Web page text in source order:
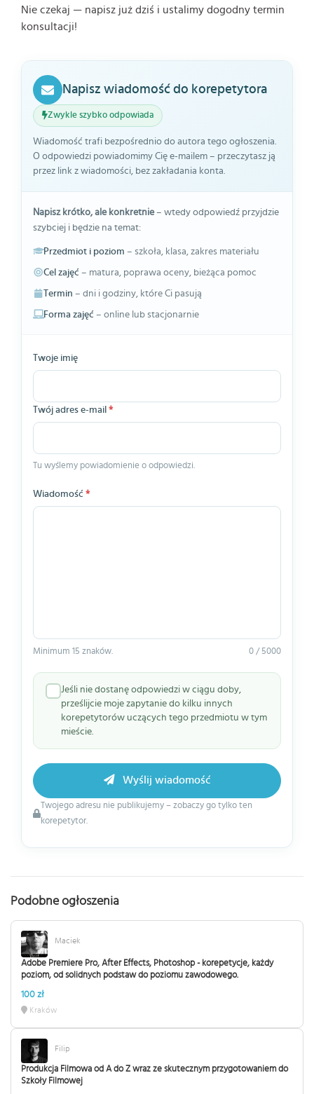
Nie czekaj — napisz już dziś i ustalimy dogodny termin
konsultacji!
Napisz wiadomość do korepetytora
Zwykle szybko odpowiada
Wiadomość trafi bezpośrednio do autora tego ogłoszenia.
O odpowiedzi powiadomimy Cię e-mailem – przeczytasz ją
przez link z wiadomości, bez zakładania konta.
Napisz krótko, ale konkretnie– wtedy odpowiedź przyjdzie
szybciej i będzie na temat:
Przedmiot i poziom – szkoła, klasa, zakres materiału
Cel zajęć – matura, poprawa oceny, bieżąca pomoc
Termin – dni i godziny, które Ci pasują
Forma zajęć – online lub stacjonarnie
Twoje imię
Twój adres e-mail *
Tu wyślemy powiadomienie o odpowiedzi.
Wiadomość *
Minimum 15 znaków. 0 / 5000
Jeśli nie dostanę odpowiedzi w ciągu doby,
prześlijcie moje zapytanie do kilku innych
korepetytorów uczących tego przedmiotu w tym
mieście.
Twojego adresu nie publikujemy – zobaczy go tylko ten
korepetytor.
Wyślij wiadomość
Podobne ogłoszenia
Maciek
Adobe Premiere Pro, After Effects, Photoshop - korepetycje, każdy
poziom, od solidnych podstaw do poziomu zawodowego.
100 zł
Kraków
Filip
Produkcja Filmowa od A do Z wraz ze skutecznym przygotowaniem do
Szkoły Filmowej